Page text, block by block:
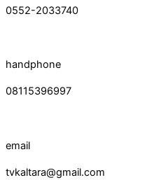
0552-2033740
handphone
08115396997
email
tvkaltara@gmail.com